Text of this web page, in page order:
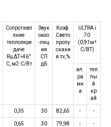
Сопротивл
ение
теплопере
даче
Rц ΔT=46°
C, м2·C/Вт
Звук
оизо
-ляц
ия
СП
дБ
Коэф.
Свето
пропу
скани
я τv, %
ULTRA i
70
(0,91м²
С/ВТ)
ал.
ра
мк
а
теп
лы
й
кр
ай
0,35 30 82,65 - -
0,65 30 79,98 - -